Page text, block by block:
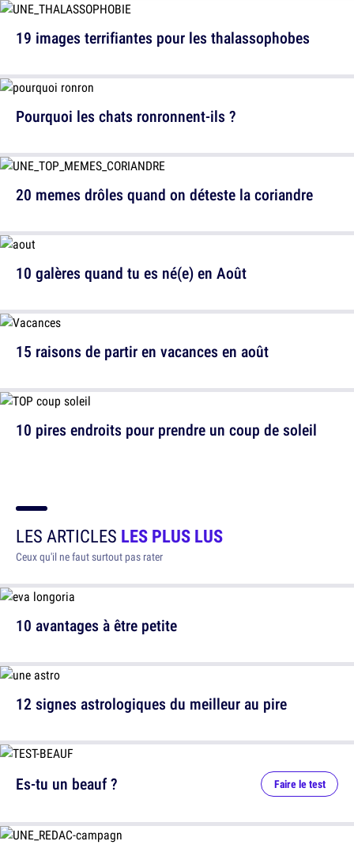
19 images terrifiantes pour les thalassophobes
20 memes drôles quand on déteste la coriandre
15 raisons de partir en vacances en août
Pourquoi les chats ronronnent-ils ?
10 galères quand tu es né(e) en Août
10 pires endroits pour prendre un coup de soleil
LES ARTICLES LES PLUS LUS
Ceux qu'il ne faut surtout pas rater
10 avantages à être petite
12 signes astrologiques du meilleur au pire
Es-tu un beauf ? Faire le test